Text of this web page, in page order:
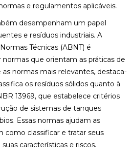
e regulamentos aplicáveis.
desempenham um papel
e resíduos industriais. A
Técnicas (ABNT) é
normas que orientam as práticas de
normas mais relevantes, destaca-
os resíduos sólidos quanto à
13969, que estabelece critérios
de sistemas de tanques
Essas normas ajudam as
como classificar e tratar seus
características e riscos.